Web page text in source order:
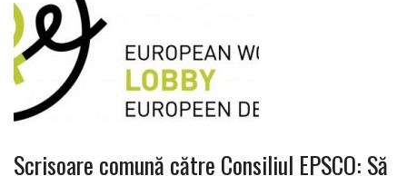
Scrisoare comună către Consiliul EPSCO: Să